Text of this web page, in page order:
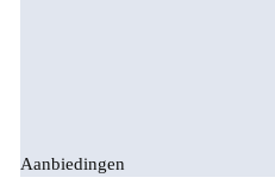
Aanbiedingen